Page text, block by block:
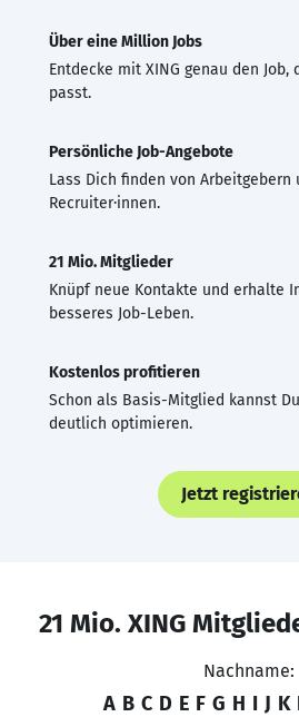
Über eine Million Jobs
Entdecke mit XING genau den
passt.
Persönliche Job-Angebote
Lass Dich finden von Arbeitgebern
Recruiter·innen.
21 Mio. Mitglieder
Knüpf neue Kontakte und erhalte
besseres Job-Leben.
Kostenlos profitieren
Schon als Basis-Mitglied kannst
deutlich optimieren.
Jetzt
21 Mio. XING
Nachname:
A B C D E F G H I J K